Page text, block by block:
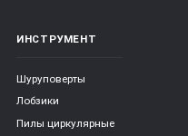
ИНСТРУМЕНТ
Шуруповерты
Лобзики
Пилы циркулярные